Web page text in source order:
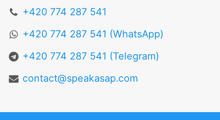
+420 774 287 541
+420 774 287 541 (WhatsApp)
+420 774 287 541 (Telegram)
contact@speakasap.com